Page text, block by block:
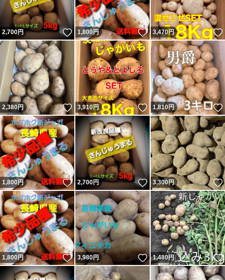
2,700円 いいね！
1,800 円 いいね！
3,470円
2,380円 いいね！
3,910円 いいね！
1,810円
1,800 円 いいね！
2,700円 いいね！
3,300円
1,800 円 いいね！
3,980円 いいね！
1,480円